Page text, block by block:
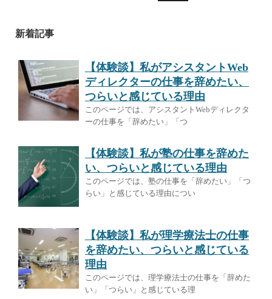
新着記事
【体験談】私がアシスタントWeb
ディレクターの仕事を辞めたい、
つらいと感じている理由
このページでは、アシスタントWebディレクタ
ーの仕事を「辞めたい」「つ
【体験談】私が塾の仕事を辞めた
い、つらいと感じている理由
このページでは、塾の仕事を「辞めたい」「つ
らい」と感じている理由につい
【体験談】私が理学療法士の仕事
を辞めたい、つらいと感じている
理由
このページでは、理学療法士の仕事を「辞めた
い」「つらい」と感じている理